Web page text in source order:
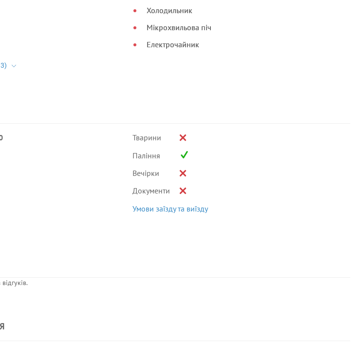
Холодильник
Мікрохвильова піч
Електрочайник
Тварини
Паління
Вечірки
Документи
Умови заїзду та виїзду